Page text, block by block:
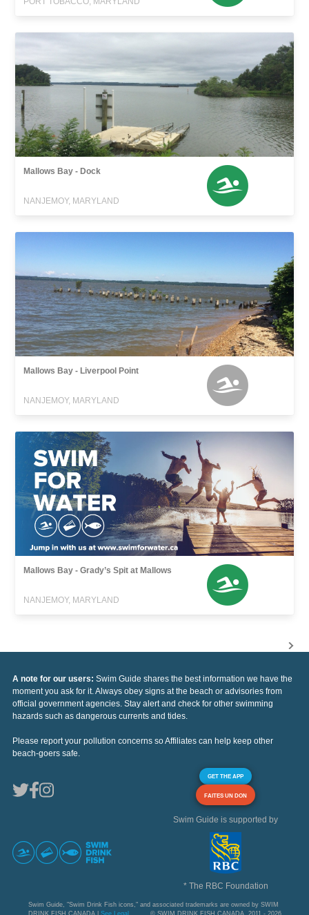
Mallows Bay - Dock
NANJEMOY, MARYLAND
Mallows Bay - Liverpool Point
NANJEMOY, MARYLAND
Mallows Bay - Grady’s Spit at Mallows
NANJEMOY, MARYLAND
A note for our users: Swim Guide shares the best information we have the
moment you ask for it. Always obey signs at the beach or advisories from
official government agencies. Stay alert and check for other swimming
hazards such as dangerous currents and tides.
Please report your pollution concerns so Affiliates can help keep other
beach-goers safe.
GET THE APP
FAITES UN DON
Swim Guide is supported by
* The RBC Foundation
Swim Guide, "Swim Drink Fish icons," and associated trademarks are owned by SWIM